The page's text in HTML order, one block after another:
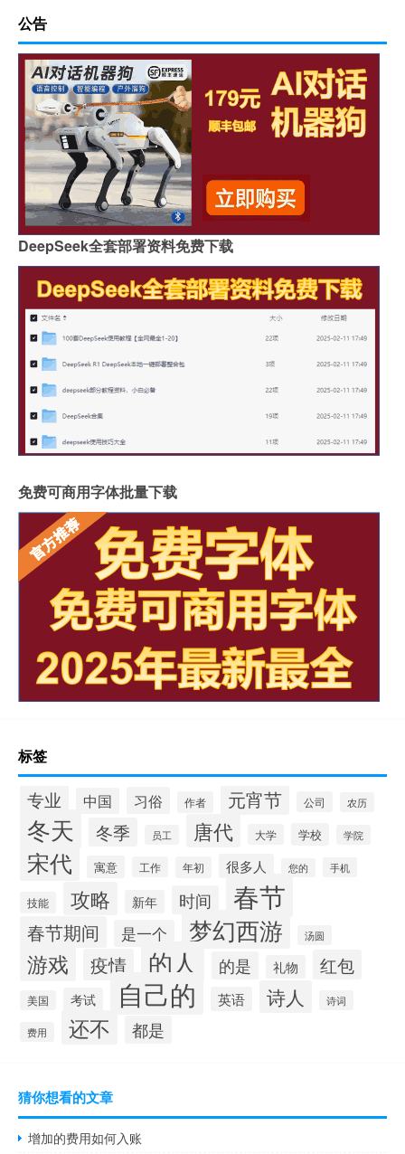
公告
DeepSeek全套部署资料免费下载
免费可商用字体批量下载
标签
专业 中国 习俗 作者 元宵节 公司 农历
冬天 冬季 员工 唐代 大学 学校 学院
宋代 寓意 工作 年初 很多人 您的 手机
技能 攻略 新年 时间 春节
春节期间 是一个 梦幻西游 汤圆
游戏 疫情 的人 的是 礼物 红包
美国 考试 自己的 英语 诗人 诗词
费用 还不 都是
猜你想看的文章
增加的费用如何入账